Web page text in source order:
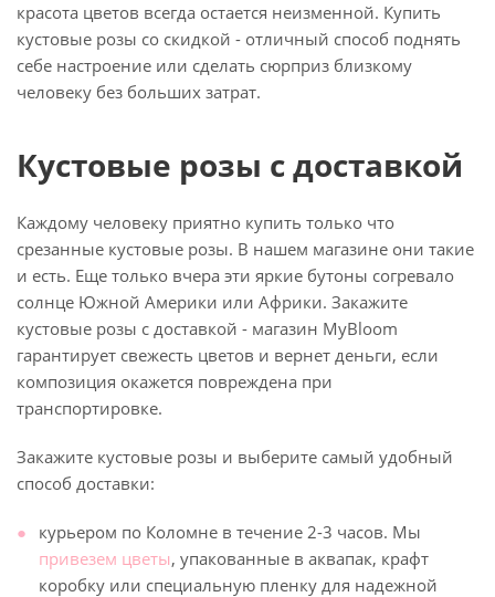
красота цветов всегда остается неизменной. Купить
кустовые розы со скидкой - отличный способ поднять
себе настроение или сделать сюрприз близкому
человеку без больших затрат.
Кустовые розы с доставкой
Каждому человеку приятно купить только что
срезанные кустовые розы. В нашем магазине они такие
и есть. Еще только вчера эти яркие бутоны согревало
солнце Южной Америки или Африки. Закажите
кустовые розы с доставкой - магазин MyBloom
гарантирует свежесть цветов и вернет деньги, если
композиция окажется повреждена при
транспортировке.
Закажите кустовые розы и выберите самый удобный
способ доставки:
курьером по Коломне в течение 2-3 часов. Мы
привезем цветы, упакованные в аквапак, крафт
коробку или специальную пленку для надежной